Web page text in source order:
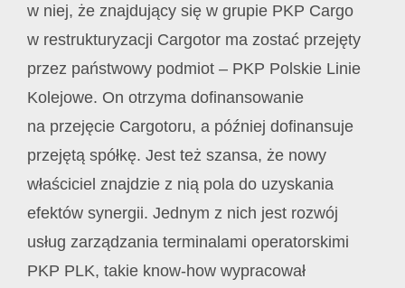
w niej, że znajdujący się w grupie PKP Cargo
w restrukturyzacji Cargotor ma zostać przejęty
przez państwowy podmiot – PKP Polskie Linie
Kolejowe. On otrzyma dofinansowanie
na przejęcie Cargotoru, a później dofinansuje
przejętą spółkę. Jest też szansa, że nowy
właściciel znajdzie z nią pola do uzyskania
efektów synergii. Jednym z nich jest rozwój
usług zarządzania terminalami operatorskimi
PKP PLK, takie know-how wypracował